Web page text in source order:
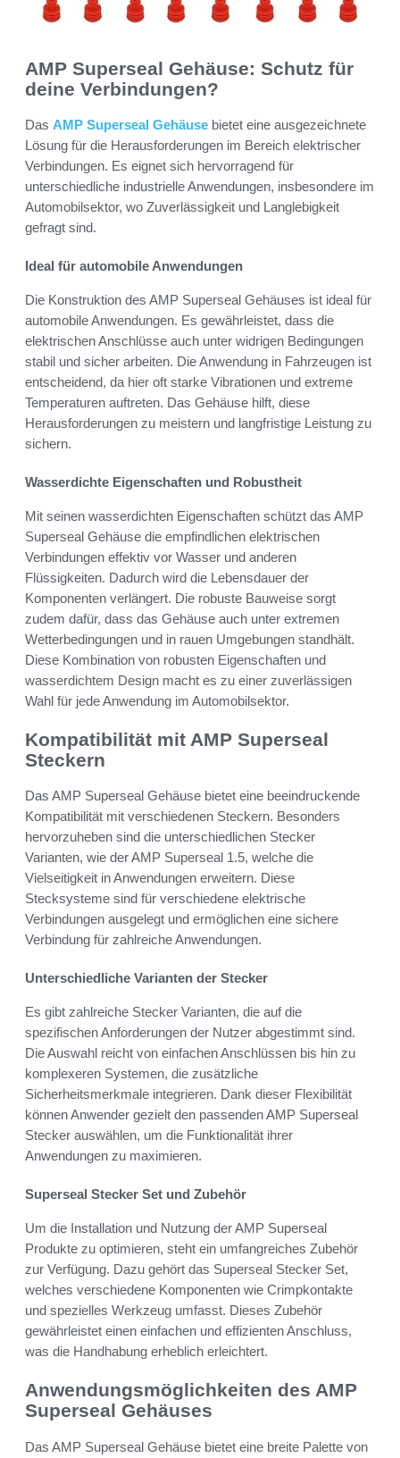
AMP Superseal Gehäuse: Schutz für
deine Verbindungen?
Das AMP Superseal Gehäuse bietet eine ausgezeichnete
Lösung für die Herausforderungen im Bereich elektrischer
Verbindungen. Es eignet sich hervorragend für
unterschiedliche industrielle Anwendungen, insbesondere im
Automobilsektor, wo Zuverlässigkeit und Langlebigkeit
gefragt sind.
Ideal für automobile Anwendungen
Die Konstruktion des AMP Superseal Gehäuses ist ideal für
automobile Anwendungen. Es gewährleistet, dass die
elektrischen Anschlüsse auch unter widrigen Bedingungen
stabil und sicher arbeiten. Die Anwendung in Fahrzeugen ist
entscheidend, da hier oft starke Vibrationen und extreme
Temperaturen auftreten. Das Gehäuse hilft, diese
Herausforderungen zu meistern und langfristige Leistung zu
sichern.
Wasserdichte Eigenschaften und Robustheit
Mit seinen wasserdichten Eigenschaften schützt das AMP
Superseal Gehäuse die empfindlichen elektrischen
Verbindungen effektiv vor Wasser und anderen
Flüssigkeiten. Dadurch wird die Lebensdauer der
Komponenten verlängert. Die robuste Bauweise sorgt
zudem dafür, dass das Gehäuse auch unter extremen
Wetterbedingungen und in rauen Umgebungen standhält.
Diese Kombination von robusten Eigenschaften und
wasserdichtem Design macht es zu einer zuverlässigen
Wahl für jede Anwendung im Automobilsektor.
Kompatibilität mit AMP Superseal
Steckern
Das AMP Superseal Gehäuse bietet eine beeindruckende
Kompatibilität mit verschiedenen Steckern. Besonders
hervorzuheben sind die unterschiedlichen Stecker
Varianten, wie der AMP Superseal 1.5, welche die
Vielseitigkeit in Anwendungen erweitern. Diese
Stecksysteme sind für verschiedene elektrische
Verbindungen ausgelegt und ermöglichen eine sichere
Verbindung für zahlreiche Anwendungen.
Unterschiedliche Varianten der Stecker
Es gibt zahlreiche Stecker Varianten, die auf die
spezifischen Anforderungen der Nutzer abgestimmt sind.
Die Auswahl reicht von einfachen Anschlüssen bis hin zu
komplexeren Systemen, die zusätzliche
Sicherheitsmerkmale integrieren. Dank dieser Flexibilität
können Anwender gezielt den passenden AMP Superseal
Stecker auswählen, um die Funktionalität ihrer
Anwendungen zu maximieren.
Superseal Stecker Set und Zubehör
Um die Installation und Nutzung der AMP Superseal
Produkte zu optimieren, steht ein umfangreiches Zubehör
zur Verfügung. Dazu gehört das Superseal Stecker Set,
welches verschiedene Komponenten wie Crimpkontakte
und spezielles Werkzeug umfasst. Dieses Zubehör
gewährleistet einen einfachen und effizienten Anschluss,
was die Handhabung erheblich erleichtert.
Anwendungsmöglichkeiten des AMP
Superseal Gehäuses
Das AMP Superseal Gehäuse bietet eine breite Palette von